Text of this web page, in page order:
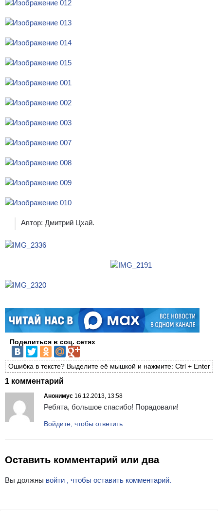
Автор: Дмитрий Цхай.
Поделиться в соц. сетях
Ошибка в тексте? Выделите её мышкой и нажмите: Ctrl + Enter
1 комментарий
Анонимус 16.12.2013, 13:58
Ребята, большое спасибо! Порадовали!
Войдите, чтобы ответить
Оставить комментарий или два
Вы должны войти , чтобы оставить комментарий.